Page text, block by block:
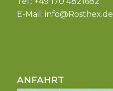
E-Mail: info@Rosthex.de
ANFAHRT